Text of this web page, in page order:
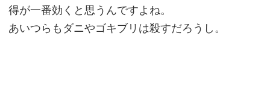
得が一番効くと思うんですよね。
あいつらもダニやゴキブリは殺すだろうし。